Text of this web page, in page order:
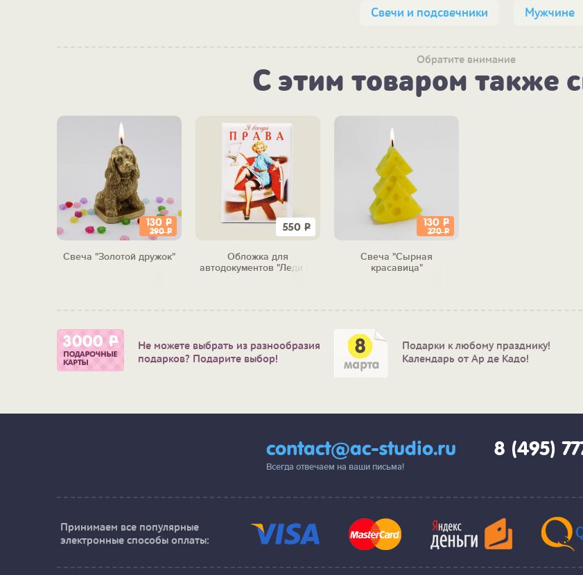
Свечи и подсвечники Мужчине
Обратите внимание
С этим товаром также
130 Р
290Р
Свеча "Золотой дружок"
550 Р
Обложка для
автодокументов "Леди за
130 Р
270Р
Свеча "Сырная
красавица"
Не можете выбрать из разнообразия
подарков? Подарите выбор!
Подарки к любому празднику!
Календарь от Ар де Кадо!
contact@ac-studio.ru
Всегда отвечаем на ваши письма!
8 (495)
Принимаем все популярные
электронные способы оплаты: